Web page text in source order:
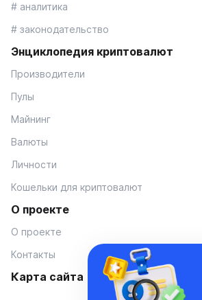
# аналитика
# законодательство
Энциклопедия криптовалют
Производители
Пулы
Майнинг
Валюты
Личности
Кошельки для криптовалют
О проекте
О проекте
Контакты
Карта сайта